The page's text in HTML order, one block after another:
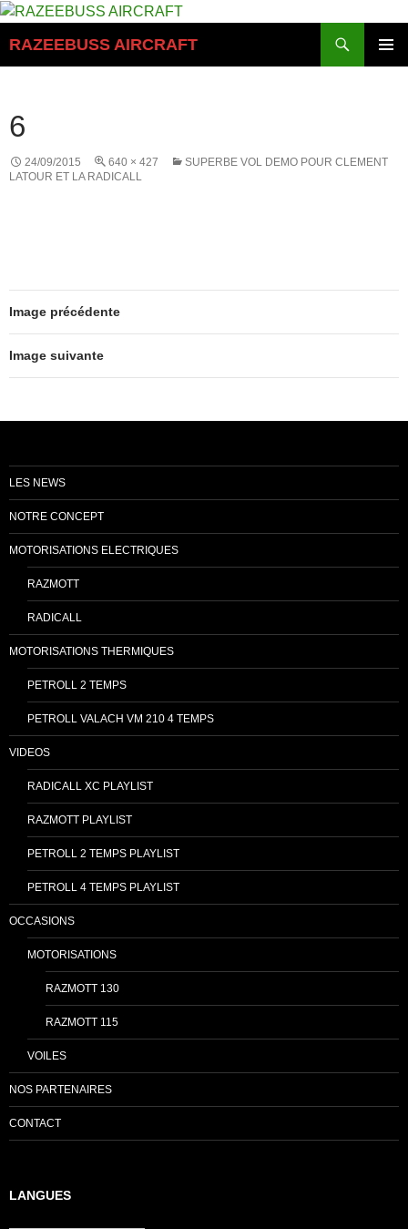
Aller
contenu
RAZEEBUSS AIRCRAFT
6
24/09/2015 640 × 427
SUPERBE VOL DEMO POUR CLEMENT
LATOUR ET LA RADICALL
Image précédente
Image suivante
LES NEWS
NOTRE CONCEPT
MOTORISATIONS ELECTRIQUES
RAZMOTT
RADICALL
MOTORISATIONS THERMIQUES
PETROLL 2 TEMPS
PETROLL VALACH VM 210 4 TEMPS
VIDEOS
RADICALL XC PLAYLIST
RAZMOTT PLAYLIST
PETROLL 2 TEMPS PLAYLIST
PETROLL 4 TEMPS PLAYLIST
OCCASIONS
MOTORISATIONS
RAZMOTT 130
RAZMOTT 115
VOILES
NOS PARTENAIRES
CONTACT
LANGUES